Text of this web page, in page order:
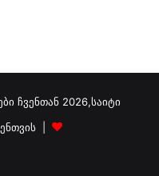
ჩვენთან 2026,საიტი
|